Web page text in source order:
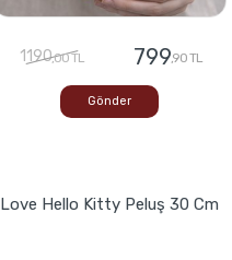
1190,00 TL 799,90 TL
Gönder
Love Hello Kitty Peluş 30 Cm